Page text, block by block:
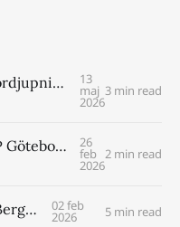
Post-Core: Avancerad fördjupning i ISTDP för psykologer VT 2027 13
maj
2026
3 min read
Introduktionskurs ISTDP Göteborg 6-8 maj 2026 (pre core) 26
feb
2026
2 min read
Intervju med Marianne Berggren 02 feb
2026 5 min read